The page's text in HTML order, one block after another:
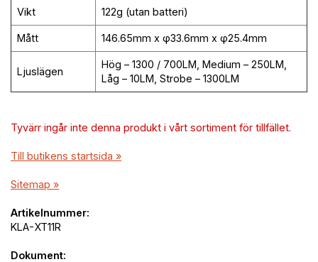
Vikt 122g (utan batteri)
Mått 146.65mm x φ33.6mm x φ25.4mm
Ljuslägen
Hög – 1300 / 700LM, Medium – 250LM,
Låg – 10LM, Strobe – 1300LM
Tyvärr ingår inte denna produkt i vårt sortiment för tillfället.
Till butikens startsida »
Sitemap »
Artikelnummer:
KLA-XT11R
Dokument: